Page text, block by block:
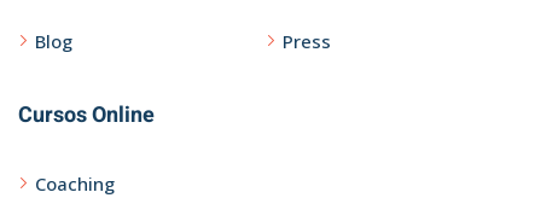
Blog Press
Cursos Online
Coaching